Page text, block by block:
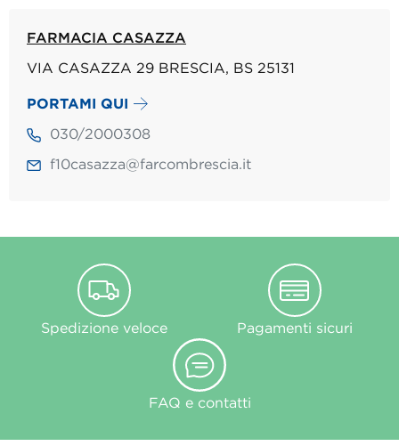
FARMACIA CASAZZA
VIA CASAZZA 29 BRESCIA, BS 25131
PORTAMI QUI
030/2000308
f10casazza@farcombrescia.it
Spedizione veloce Pagamenti sicuri
FAQ e contatti